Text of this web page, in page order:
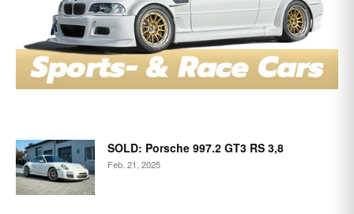
SOLD: Porsche 997.2 GT3 RS 3,8
Feb. 21, 2025